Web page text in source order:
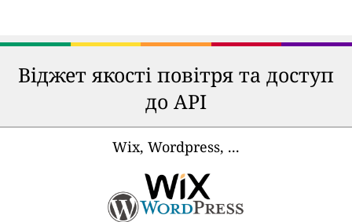
Віджет якості повітря та доступ
до API
Wix, Wordpress, ...